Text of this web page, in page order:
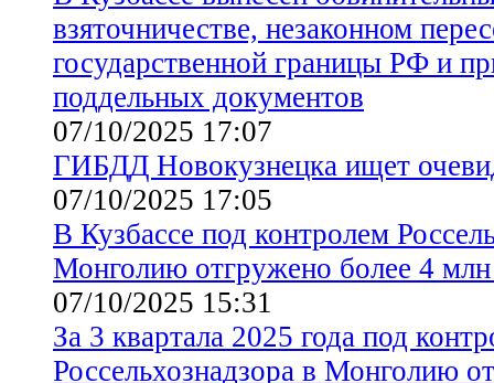
взяточничестве, незаконном
государственной границы РФ и
поддельных документов
07/10/2025 17:07
ГИБДД Новокузнецка ищет
07/10/2025 17:05
В Кузбассе под контролем
Монголию отгружено более 4
07/10/2025 15:31
За 3 квартала 2025 года под
Россельхознадзора в Монголию